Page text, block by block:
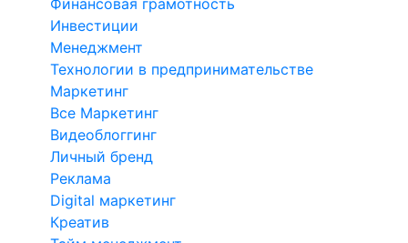
Финансовая грамотность
Инвестиции
Менеджмент
Технологии в предпринимательстве
Маркетинг
Все Маркетинг
Видеоблоггинг
Личный бренд
Реклама
Digital маркетинг
Креатив